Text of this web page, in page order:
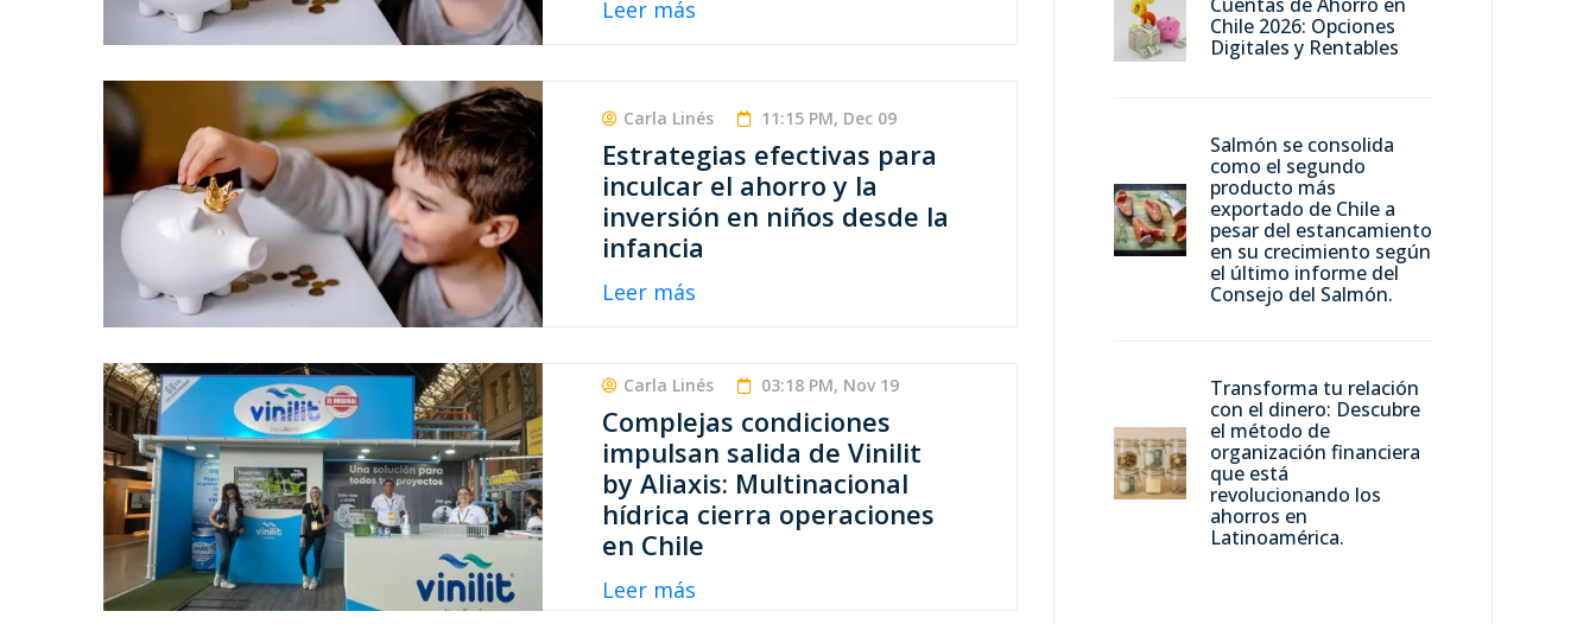
Leer más
Carla Linés 11:15 PM, Dec 09
Estrategias efectivas para
inculcar el ahorro y la
inversión en niños desde la
infancia
Leer más
Carla Linés 03:18 PM, Nov 19
Complejas condiciones
impulsan salida de Vinilit
by Aliaxis: Multinacional
hídrica cierra operaciones
en Chile
Leer más
Chile 2026: Opciones
Digitales y Rentables
Salmón se consolida
como el segundo
producto más
exportado de Chile a
pesar del estancamiento
en su crecimiento según
el último informe del
Consejo del Salmón.
Transforma tu relación
con el dinero: Descubre
el método de
organización financiera
que está
revolucionando los
ahorros en
Latinoamérica.